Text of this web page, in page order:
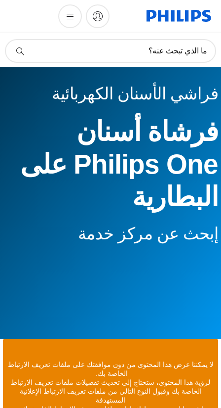
دعم
ما الذي تبحث عنه؟
فراشي الأسنان الكهربائية
فرشاة أسنان
Philips One على
البطارية
إبحث عن مركز خدمة
لا يمكننا عرض هذا المحتوى من دون موافقتك على ملفات تعريف الارتباط
الخاصة بك.
لرؤية هذا المحتوى، ستحتاج إلى تحديث تفضيلات ملفات تعريف الارتباط
الخاصة بك وقبول النوع التالي من ملفات تعريف الارتباط الإعلانية
المستهدفة